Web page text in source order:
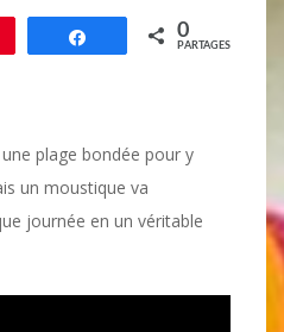
Partagez 0
PARTAGES
plage bondée pour y
un moustique va
journée en un véritable